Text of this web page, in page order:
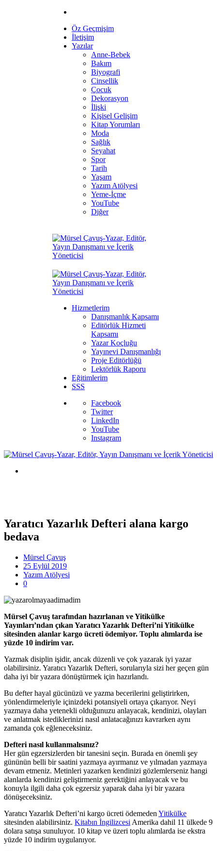
Öz Geçmişim
İletişim
Yazılar
Anne-Bebek
Bakım
Biyografi
Cinsellik
Çocuk
Dekorasyon
İlişki
Kişisel Gelişim
Kitap Yorumları
Moda
Sağlık
Seyahat
Spor
Tarih
Yaşam
Yazım Atölyesi
Yeme-İçme
YouTube
Diğer
Hizmetlerim
Danışmanlık Kapsamı
Editörlük Hizmeti
Kapsamı
Yazar Koçluğu
Yayınevi Danışmanlığı
Proje Editörlüğü
Lektörlük Raporu
Eğitimlerim
SSS
Facebook
Twitter
LinkedIn
YouTube
Instagram
Yaratıcı Yazarlık Defteri alana kargo
bedava
Mürsel Çavuş
25 Eylül 2019
Yazım Atölyesi
0
Mürsel Çavuş tarafından hazırlanan ve Yitikülke
Yayınları’ndan çıkan Yaratıcı Yazarlık Defteri’ni Yitikülke
sitesinden alanlar kargo ücreti ödemiyor. Toplu alımlarda ise
yüzde 10 indirim var.
Yazmak disiplin işidir, ancak düzenli ve çok yazarak iyi yazar
olabilirsiniz. Yaratıcı Yazarlık Defteri, sorularıyla sizi her geçen gün
daha iyi bir yazara dönüştürmek için hazırlandı.
Bu defter hayal gücünüzü ve yazma becerilerini geliştirirken,
yönlendirmeleriyle içinizdeki potansiyeli ortaya çıkarıyor. Neyi
yazmaya daha yetenekli olduğunuzu anlayacak, kendinizi, olayları
ve anlatmak istediklerinizi nasıl anlatacağınızı kavrarken aynı
zamanda çok eğleneceksiniz.
Defteri nasıl kullanmalısınız?
Her gün egzersizlerden bir tanesini seçin. Burada en önemli şey
gününün belli bir saatini yazmaya ayırmanız ve yılmadan yazmaya
devam etmeniz. Metinleri yazarken kendinizi gözlemlerseniz hangi
alanlarda kendinizi geliştirmeniz gerektiğini anlayacak ve bu
konuyla ilgili daha çok egzersiz yaparak daha iyi bir yazara
dönüşeceksiniz.
Yaratıcı Yazarlık Defteri’ni kargo ücreti ödemeden Yitikülke
sitesinden alabilirsiniz. Kitabın İngilizcesi Amerika dahil 11 ülkede 9
dolara satışa sunuluyor. 10 kitap ve üzeri toplu alımlarda ise ekstra
yüzde 10 indirim uygulanıyor.